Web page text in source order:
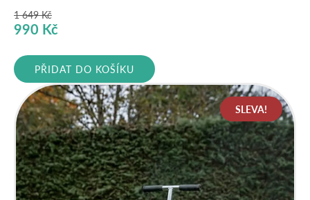
1 649Kč
Původní
byla:
1
649 Kč.
990 Kč
je:
990 Kč.
PŘIDAT DO KOŠÍKU
SLEVA!